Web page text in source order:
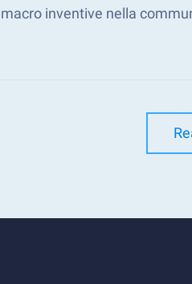
macro inventive nella